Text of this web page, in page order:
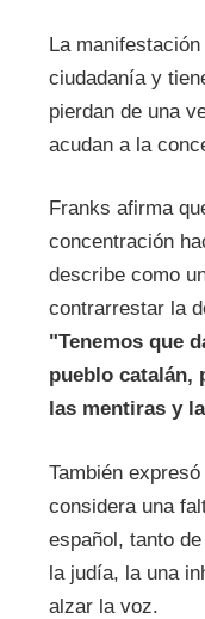
La
ciudadanía y
pierdan de una
acudan a la
Franks afirma
concentración
describe como
contrarrestar la
"Tenemos que
pueblo catalán,
las mentiras y
También
considera una
español, tanto
la judía, la una
alzar la voz.